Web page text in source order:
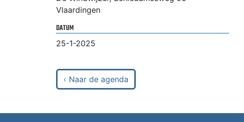
Vlaardingen
DATUM
25-1-2025
‹ Naar de agenda